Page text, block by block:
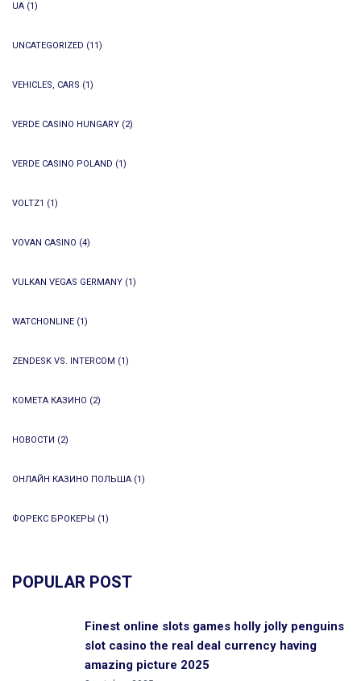
UA (1)
UNCATEGORIZED (11)
VEHICLES, CARS (1)
VERDE CASINO HUNGARY (2)
VERDE CASINO POLAND (1)
VOLTZ1 (1)
VOVAN CASINO (4)
VULKAN VEGAS GERMANY (1)
WATCHONLINE (1)
ZENDESK VS. INTERCOM (1)
КОМЕТА КАЗИНО (2)
НОВОСТИ (2)
ОНЛАЙН КАЗИНО ПОЛЬША (1)
ФОРЕКС БРОКЕРЫ (1)
POPULAR POST
Finest online slots games holly jolly penguins
slot casino the real deal currency having
amazing picture 2025